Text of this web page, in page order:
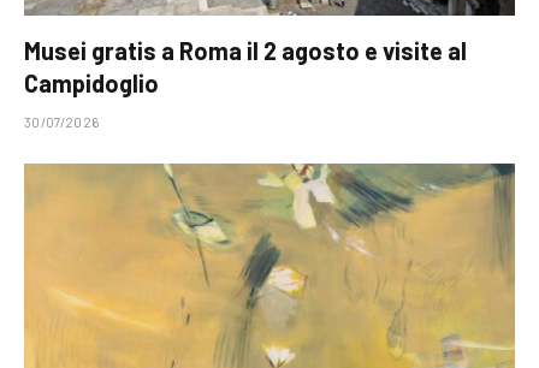
Musei gratis a Roma il 2 agosto e visite al
Campidoglio
30/07/2026